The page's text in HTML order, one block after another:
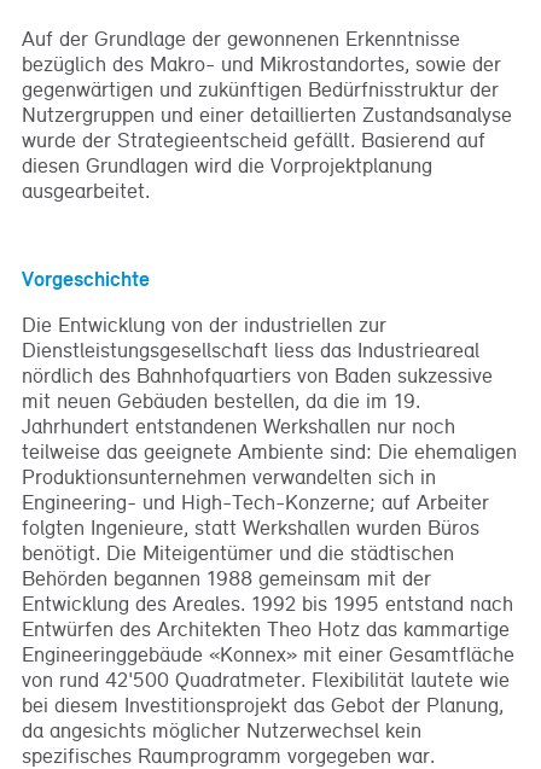
Auf der Grundlage der gewonnenen Erkenntnisse
bezüglich des Makro- und Mikrostandortes, sowie der
gegenwärtigen und zukünftigen Bedürfnisstruktur der
Nutzergruppen und einer detaillierten Zustandsanalyse
wurde der Strategieentscheid gefällt. Basierend auf
diesen Grundlagen wird die Vorprojektplanung
ausgearbeitet.
Vorgeschichte
Die Entwicklung von der industriellen zur
Dienstleistungsgesellschaft liess das Industrieareal
nördlich des Bahnhofquartiers von Baden sukzessive
mit neuen Gebäuden bestellen, da die im 19.
Jahrhundert entstandenen Werkshallen nur noch
teilweise das geeignete Ambiente sind: Die ehemaligen
Produktionsunternehmen verwandelten sich in
Engineering- und High-Tech-Konzerne; auf Arbeiter
folgten Ingenieure, statt Werkshallen wurden Büros
benötigt. Die Miteigentümer und die städtischen
Behörden begannen 1988 gemeinsam mit der
Entwicklung des Areales. 1992 bis 1995 entstand nach
Entwürfen des Architekten Theo Hotz das kammartige
Engineeringgebäude «Konnex» mit einer Gesamtfläche
von rund 42'500 Quadratmeter. Flexibilität lautete wie
bei diesem Investitionsprojekt das Gebot der Planung,
da angesichts möglicher Nutzerwechsel kein
spezifisches Raumprogramm vorgegeben war.